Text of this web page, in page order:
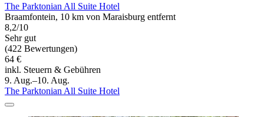
The Parktonian All Suite Hotel
Braamfontein, 10 km von Maraisburg entfernt
8,2/10
Sehr gut
(422 Bewertungen)
64 €
inkl. Steuern & Gebühren
9. Aug.–10. Aug.
The Parktonian All Suite Hotel